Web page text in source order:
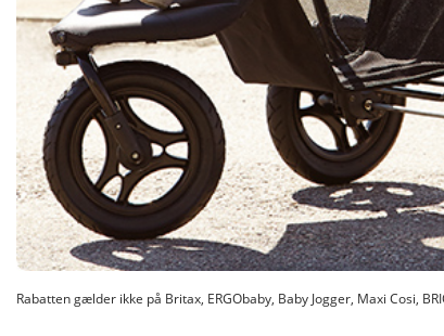
Rabatten gælder ikke på Britax, ERGObaby, Baby Jogger, Maxi Cosi,